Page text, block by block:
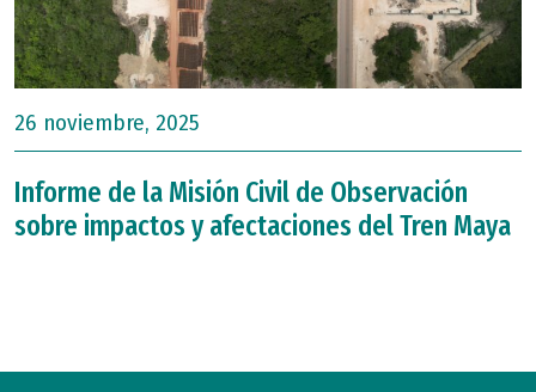
26 noviembre, 2025
Informe de la Misión Civil de Observación
sobre impactos y afectaciones del Tren Maya